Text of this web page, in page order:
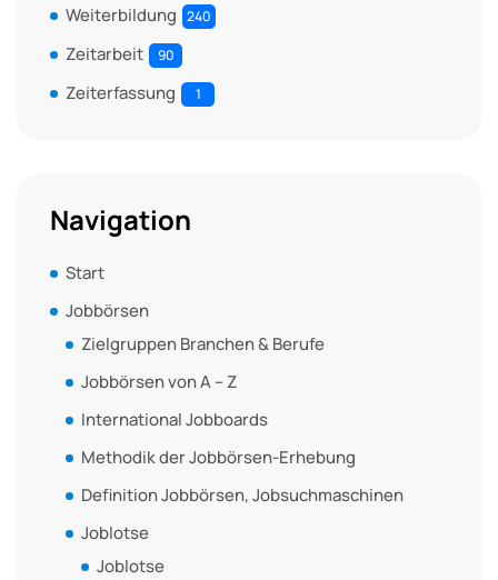
Weiterbildung 240
Zeitarbeit 90
Zeiterfassung 1
Navigation
Start
Jobbörsen
Zielgruppen Branchen & Berufe
Jobbörsen von A – Z
International Jobboards
Methodik der Jobbörsen-Erhebung
Definition Jobbörsen, Jobsuchmaschinen
Joblotse
Joblotse